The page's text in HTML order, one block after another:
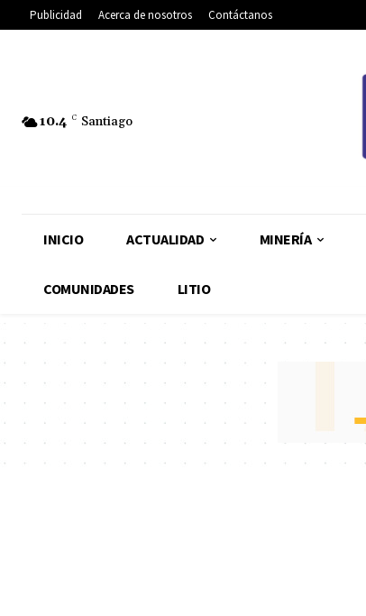
Publicidad Acerca de nosotros Contáctanos
10.4 C Santiago
INICIO ACTUALIDAD MINERÍA
COMUNIDADES LITIO